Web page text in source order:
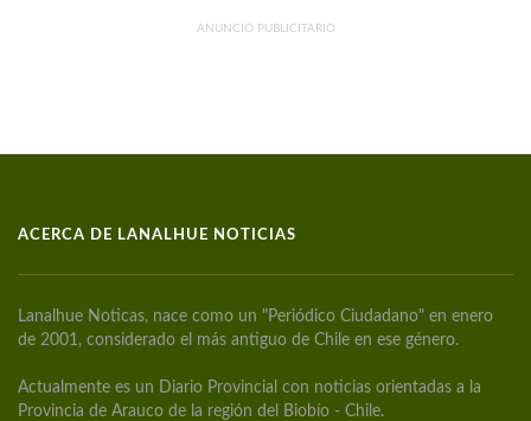
ANUNCIO PUBLICITARIO
ACERCA DE LANALHUE NOTICIAS
Lanalhue Noticas, nace como un "Periódico Ciudadano" en enero
de 2001, considerado el más antiguo de Chile en ese género.
Actualmente es un Diario Provincial con noticias orientadas a la
Provincia de Arauco de la región del Biobío - Chile.